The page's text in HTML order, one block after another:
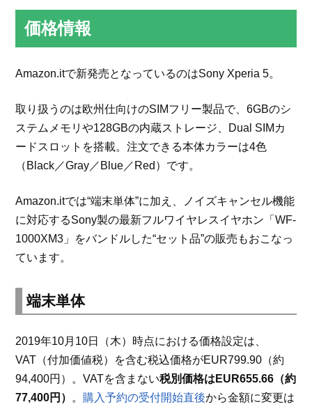
価格情報
Amazon.itで新発売となっているのはSony Xperia 5。
取り扱うのは欧州仕向けのSIMフリー製品で、6GBのシ
ステムメモリや128GBの内蔵ストレージ、Dual SIMカ
ードスロットを搭載。注文できる本体カラーは4色
（Black／Gray／Blue／Red）です。
Amazon.itでは“端末単体”に加え、ノイズキャンセル機能
に対応するSony製の最新フルワイヤレスイヤホン「WF-
1000XM3」をバンドルした“セット品”の販売もおこなっ
ています。
端末単体
2019年10月10日（木）時点における価格設定は、
VAT（付加価値税）を含む税込価格がEUR799.90（約
94,400円）。VATを含まない税別価格はEUR655.66（約
77,400円） 。 購入予約の受付開始直後から金額に変更は